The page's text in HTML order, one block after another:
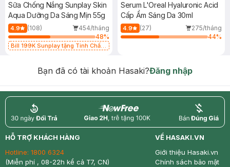
Sữa Chống Nắng Sunplay Skin
Aqua Dưỡng Da Sáng Mịn 55g
4.9 (108)
454/tháng
48%
Bill 199K Sunplay tặng Tinh Chất
Serum L'Oreal Hyaluronic Acid
Cấp Ẩm Sáng Da 30ml
4.9 (27)
275/tháng
44%
Bạn đã có tài khoản Hasaki?Đăng nhập
return nowfree price
HỖ TRỢ KHÁCH HÀNG
Hotline: 1800 6324
(Miễn phí , 08-22h kể cả T7, CN)
VỀ HASAKI.VN
Giới thiệu Hasaki.vn
Chính sách bảo mật